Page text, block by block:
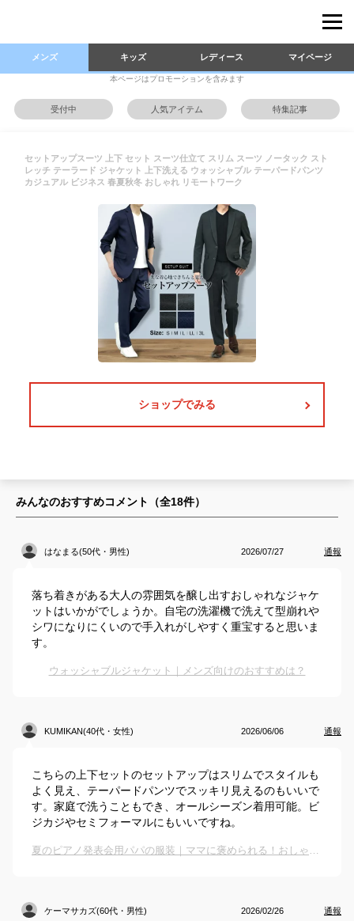
メンズ キッズ レディース マイページ
本ページはプロモーションを含みます
受付中 人気アイテム 特集記事
セットアップスーツ 上下 セット スーツ仕立て スリム スーツ ノータック スト
レッチ テーラード ジャケット 上下洗える ウォッシャブル テーパードパンツ
カジュアル ビジネス 春夏秋冬 おしゃれ リモートワーク
ショップでみる
みんなのおすすめコメント（全18件）
はなまる(50代・男性) 2026/07/27 通報
落ち着きがある大人の雰囲気を醸し出すおしゃれなジャケ
ットはいかがでしょうか。自宅の洗濯機で洗えて型崩れや
シワになりにくいので手入れがしやすく重宝すると思いま
す。
ウォッシャブルジャケット｜メンズ向けのおすすめは？
KUMIKAN(40代・女性) 2026/06/06 通報
こちらの上下セットのセットアップはスリムでスタイルも
よく見え、テーパードパンツでスッキリ見えるのもいいで
す。家庭で洗うこともでき、オールシーズン着用可能。ビ
ジカジやセミフォーマルにもいいですね。
夏のピアノ発表会用パパの服装｜ママに褒められる！おしゃれなセットアップなどのおすすめは？
ケーマサカズ(60代・男性) 2026/02/26 通報